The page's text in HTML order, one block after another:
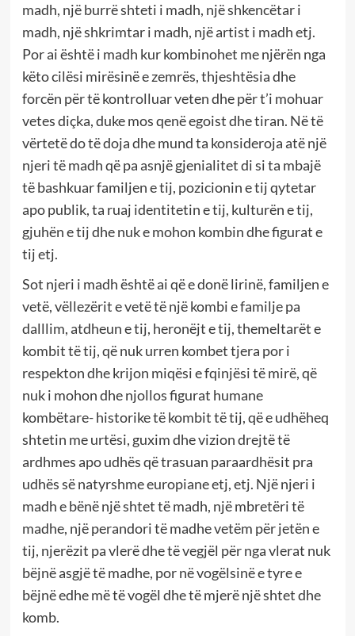
madh, një burrë shteti i madh, një shkencëtar i
madh, një shkrimtar i madh, një artist i madh etj.
Por ai është i madh kur kombinohet me njërën nga
këto cilësi mirësinë e zemrës, thjeshtësia dhe
forcën për të kontrolluar veten dhe për t’i mohuar
vetes diçka, duke mos qenë egoist dhe tiran. Në të
vërtetë do të doja dhe mund ta konsideroja atë një
njeri të madh që pa asnjë gjenialitet di si ta mbajë
të bashkuar familjen e tij, pozicionin e tij qytetar
apo publik, ta ruaj identitetin e tij, kulturën e tij,
gjuhën e tij dhe nuk e mohon kombin dhe figurat e
tij etj.
Sot njeri i madh është ai që e donë lirinë, familjen e
vetë, vëllezërit e vetë të një kombi e familje pa
dalllim, atdheun e tij, heronëjt e tij, themeltarët e
kombit të tij, që nuk urren kombet tjera por i
respekton dhe krijon miqësi e fqinjësi të mirë, që
nuk i mohon dhe njollos figurat humane
kombëtare- historike të kombit të tij, që e udhëheq
shtetin me urtësi, guxim dhe vizion drejtë të
ardhmes apo udhës që trasuan paraardhësit pra
udhës së natyrshme europiane etj, etj. Një njeri i
madh e bënë një shtet të madh, një mbretëri të
madhe, një perandori të madhe vetëm për jetën e
tij, njerëzit pa vlerë dhe të vegjël për nga vlerat nuk
bëjnë asgjë të madhe, por në vogëlsinë e tyre e
bëjnë edhe më të vogël dhe të mjerë një shtet dhe
komb.